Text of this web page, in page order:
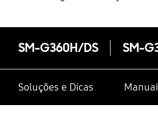
SM-G360H/DS SM-
Soluções e Dicas